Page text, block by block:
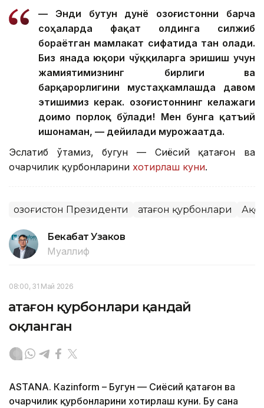
— Энди бутун дунё Қозоғистонни барча
соҳаларда фақат олдинга силжиб
бораётган мамлакат сифатида тан олади.
Биз янада юқори чўққиларга эришиш учун
жамиятимизнинг бирлиги ва
барқарорлигини мустаҳкамлашда давом
этишимиз керак. Қозоғистоннинг келажаги
доимо порлоқ бўлади! Мен бунга қатъий
ишонаман, — дейилади мурожаатда.
Эслатиб ўтамиз, бугун — Сиёсий қатағон ва
очарчилик қурбонларини хотирлаш куни.
Қозоғистон Президенти Қатағон қурбонлари
Бекабат Узаков
Муаллиф
08:00, 31 Май 2026
Қатағон қурбонлари қандай
оқланган
ASTANА. Кazinform – Бугун — Сиёсий қатағон ва
очарчилик қурбонларини хотирлаш куни. Бу сана